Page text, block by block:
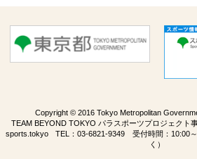
Copyright © 2016 Tokyo Metropolitan
TEAM BEYOND TOKYO パラスポーツプロジェクト
sports.tokyoTEL： 03-6821-9349受付時間：10:00～
く）